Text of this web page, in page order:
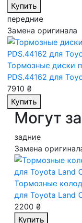
Купить
передние
Замена оригинала
Тормозные диски
PDS.44162 для
7910 ₴
Купить
Могут
задние
Замена
Тормозные
для Toyota Land
2200 ₴
Купить